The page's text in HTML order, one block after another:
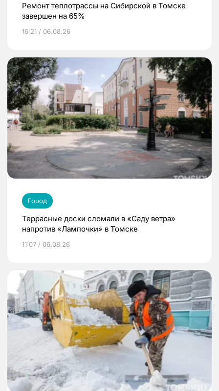
Ремонт теплотрассы на Сибирской в Томске
завершен на 65%
16:21 / 06.08.26
Город
Террасные доски сломали в «Саду ветра»
напротив «Лампочки» в Томске
11:07 / 06.08.26